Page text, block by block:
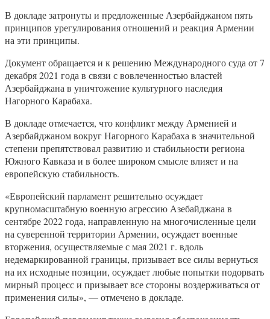
В докладе затронуты и предложенные Азербайджаном пять
принципов урегулирования отношений и реакция Армении
на эти принципы.
Документ обращается и к решению Международного суда от 7
декабря 2021 года в связи с вовлеченностью властей
Азербайджана в уничтожение культурного наследия
Нагорного Карабаха.
В докладе отмечается, что конфликт между Арменией и
Азербайджаном вокруг Нагорного Карабаха в значительной
степени препятствовал развитию и стабильности региона
Южного Кавказа и в более широком смысле влияет и на
европейскую стабильность.
«Европейский парламент решительно осуждает
крупномасштабную военную агрессию Азебайджана в
сентябре 2022 года, направленную на многочисленные цели
на суверенной территории Армении, осуждает военные
вторжения, осуществляемые с мая 2021 г. вдоль
недемаркированной границы, призывает все силы вернуться
на их исходные позиции, осуждает любые попытки подорвать
мирный процесс и призывает все стороны воздерживаться от
применения силы», — отмечено в докладе.